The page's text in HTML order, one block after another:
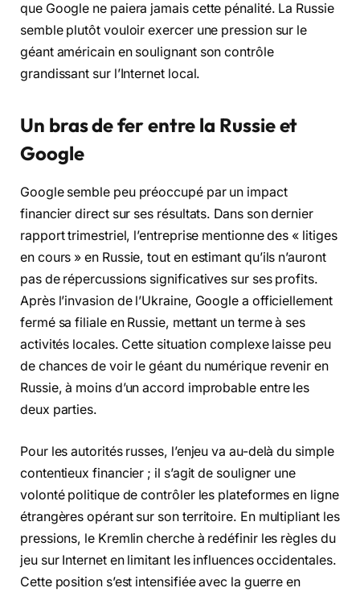
que Google ne paiera jamais cette pénalité. La Russie
semble plutôt vouloir exercer une pression sur le
géant américain en soulignant son contrôle
grandissant sur l’Internet local.
Un bras de fer entre la Russie et
Google
Google semble peu préoccupé par un impact
financier direct sur ses résultats. Dans son dernier
rapport trimestriel, l’entreprise mentionne des « litiges
en cours » en Russie, tout en estimant qu’ils n’auront
pas de répercussions significatives sur ses profits.
Après l’invasion de l’Ukraine, Google a officiellement
fermé sa filiale en Russie, mettant un terme à ses
activités locales. Cette situation complexe laisse peu
de chances de voir le géant du numérique revenir en
Russie, à moins d’un accord improbable entre les
deux parties.
Pour les autorités russes, l’enjeu va au-delà du simple
contentieux financier ; il s’agit de souligner une
volonté politique de contrôler les plateformes en ligne
étrangères opérant sur son territoire. En multipliant les
pressions, le Kremlin cherche à redéfinir les règles du
jeu sur Internet en limitant les influences occidentales.
Cette position s’est intensifiée avec la guerre en